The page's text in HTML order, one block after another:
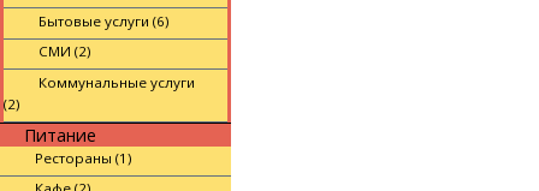
Бытовые услуги (6)
СМИ (2)
Коммунальные услуги
(2)
Питание
Рестораны (1)